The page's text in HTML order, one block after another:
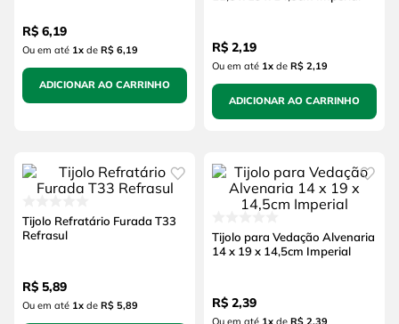
R$ 6,19
Ou em até 1xde R$ 6,19
ADICIONAR AO CARRINHO
R$ 2,19
Ou em até 1xde R$ 2,19
ADICIONAR AO CARRINHO
Tijolo Refratário Furada T33
Refrasul
R$ 5,89
Ou em até 1xde R$ 5,89
Tijolo para Vedação Alvenaria
14 x 19 x 14,5cm Imperial
R$ 2,39
Ou em até 1xde R$ 2,39